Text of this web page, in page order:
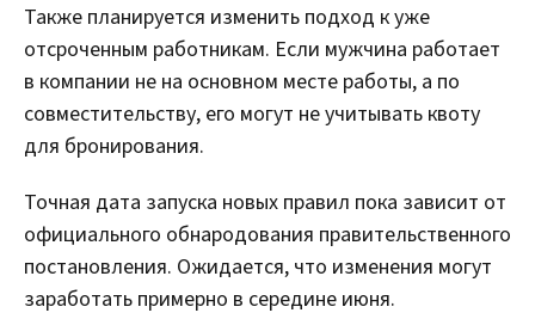
Также планируется изменить подход к уже
отсроченным работникам. Если мужчина работает
в компании не на основном месте работы, а по
совместительству, его могут не учитывать квоту
для бронирования.
Точная дата запуска новых правил пока зависит от
официального обнародования правительственного
постановления. Ожидается, что изменения могут
заработать примерно в середине июня.